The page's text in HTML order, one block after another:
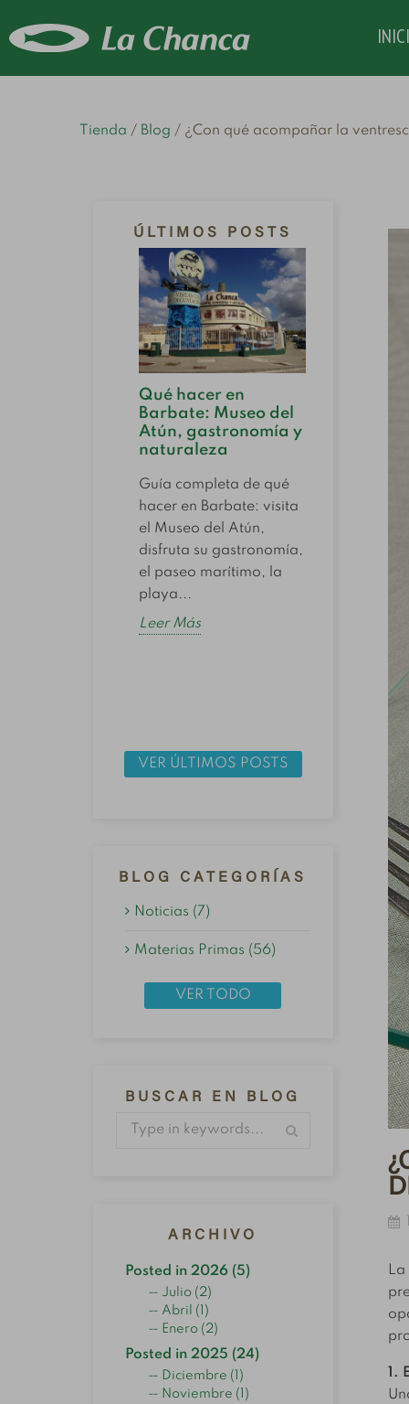
Tienda Blog ¿Con qué acompañar la
ÚLTIMOS POSTS
Qué hacer en
Barbate: Museo del
Atún, gastronomía y
naturaleza
Guía completa de qué
hacer en Barbate: visita
el Museo del Atún,
disfruta su gastronomía,
el paseo marítimo, la
playa...
Leer Más
VER ÚLTIMOS POSTS
BLOG CATEGORÍAS
Noticias (7)
Materias Primas (56)
VER TODO
BUSCAR EN BLOG
ARCHIVO
Posted in 2026 (5)
Julio (2)
Abril (1)
Enero (2)
Posted in 2025 (24)
Diciembre (1)
Noviembre (1)
1.